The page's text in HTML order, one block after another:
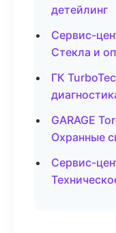
детейлинг
Сервис-
Стекла и
ГК
GARAGE
Охранные
Сервис-